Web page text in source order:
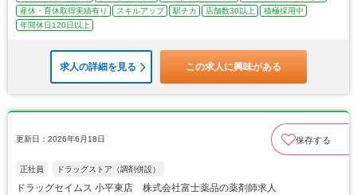
産休・育休取得実績有り
スキルアップ 駅チカ 店舗数30以上
積極採用中
年間休日120日以上
求人の詳細を見る この求人に興味がある
更新日：2026年6月18日 保存する
正社員 ドラッグストア（調剤併設）
ドラッグセイムス 小平東店 株式会社富士薬品の薬剤師求人